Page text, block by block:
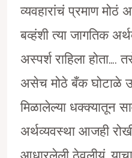
व्यवहारांचं प्रमाण
बव्हंशी त्या जागतिक
अस्पर्श राहिला होता….
असेच मोठे बँक घोटाळे
मिळालेल्या धक्क्यातून
अर्थव्यवस्था आजही